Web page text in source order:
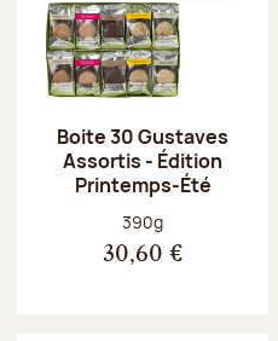
Boite 30 Gustaves
Assortis - Édition
Printemps-Été
Poids net :
390g
30,60 €